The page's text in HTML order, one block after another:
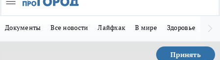
Документы Все новости Лайфхак В мире Здоровье
Принять